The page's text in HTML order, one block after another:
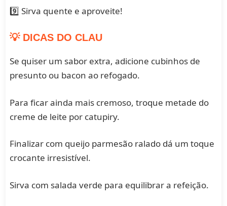
9️⃣ Sirva quente e aproveite!
💡 DICAS DO CLAU
Se quiser um sabor extra, adicione cubinhos de
presunto ou bacon ao refogado.
Para ficar ainda mais cremoso, troque metade do
creme de leite por catupiry.
Finalizar com queijo parmesão ralado dá um toque
crocante irresistível.
Sirva com salada verde para equilibrar a refeição.